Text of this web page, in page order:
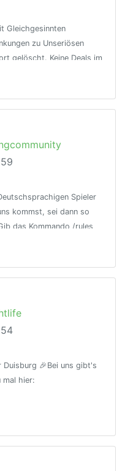
Gleichgesinnten
zu Unseriösen
gelöscht. Keine Deals im
Spieler
kommst, sei dann so
das Kommando /rules
Kanal
🎉Bei uns gibt's
mal hier: